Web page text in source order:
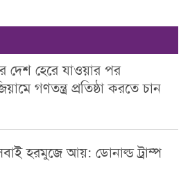
দেশ হেরে যাওয়ার পর
গণতন্ত্র প্রতিষ্ঠা করতে চান
হরমুজে আয়: ডোনাল্ড ট্রাম্প